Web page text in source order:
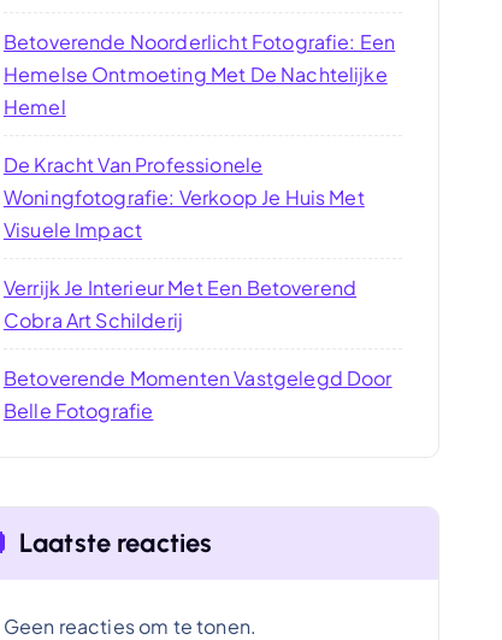
Betoverende Noorderlicht Fotografie: Een
Hemelse Ontmoeting Met De Nachtelijke
Hemel
De Kracht Van Professionele
Woningfotografie: Verkoop Je Huis Met
Visuele Impact
Verrijk Je Interieur Met Een Betoverend
Cobra Art Schilderij
Betoverende Momenten Vastgelegd Door
Belle Fotografie
Laatste reacties
Geen reacties om te tonen.